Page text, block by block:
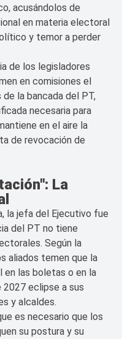
acusándolos de
en materia electoral
y temor a perder
de los legisladores
en comisiones el
la bancada del PT,
necesaria para
en el aire la
de revocación de
La
la jefa del Ejecutivo fue
del PT no tiene
Según la
aliados temen que la
en las boletas o en la
eclipse a sus
y alcaldes.
es necesario que los
su postura y su